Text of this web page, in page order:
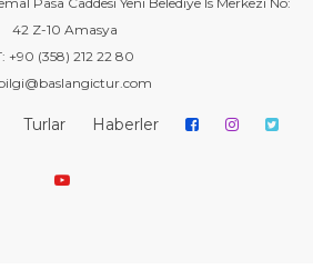
42 Z-10 Amasya
+90 (358) 212 22 80
Turlar Haberler